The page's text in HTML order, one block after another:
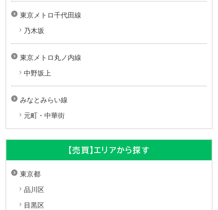
東京メトロ千代田線
乃木坂
東京メトロ丸ノ内線
中野坂上
みなとみらい線
元町・中華街
【売買】エリアから探す
東京都
品川区
目黒区